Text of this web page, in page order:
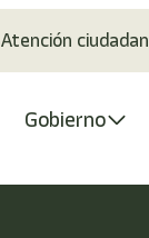
Atención
Gobierno